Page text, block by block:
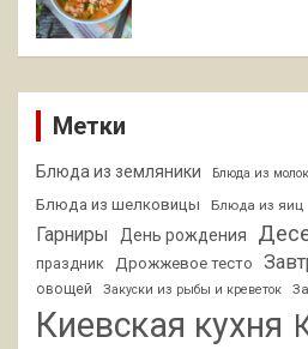
Метки
Блюда из земляники Блюда из
Блюда из шелковицы Блюда из яиц
Гарниры День рождения
праздник
Дрожжевое тесто
овощей
Закуски из рыбы и креветок
Киевская кухня